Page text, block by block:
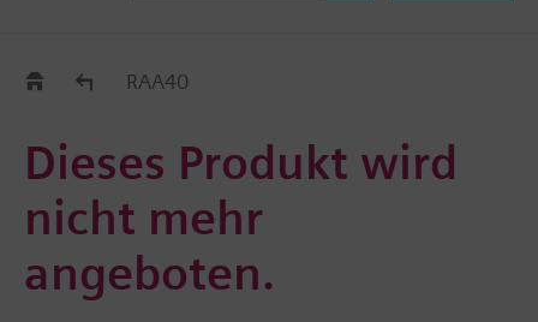
Old2NewRAA40
Dieses Produkt wird
nicht mehr
angeboten.